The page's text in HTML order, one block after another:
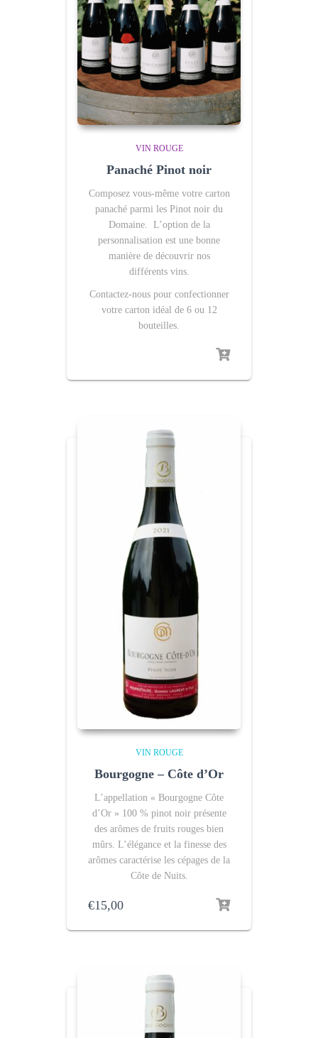
VIN ROUGE
Panaché Pinot noir
Composez vous-même votre carton
panaché parmi les Pinot noir du
Domaine. L’option de la
personnalisation est une bonne
manière de découvrir nos
différents vins.
Contactez-nous pour confectionner
votre carton idéal de 6 ou 12
bouteilles.
VIN ROUGE
Bourgogne – Côte d’Or
L’appellation « Bourgogne Côte
d’Or » 100 % pinot noir présente
des arômes de fruits rouges bien
mûrs. L’élégance et la finesse des
arômes caractérise les cépages de la
Côte de Nuits.
€15,00